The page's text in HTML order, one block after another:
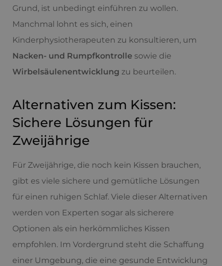
Grund, ist unbedingt einführen zu wollen.
Manchmal lohnt es sich, einen
Kinderphysiotherapeuten zu konsultieren, um
Nacken- und Rumpfkontrolle sowie die
Wirbelsäulenentwicklung zu beurteilen.
Alternativen zum Kissen:
Sichere Lösungen für
Zweijährige
Für Zweijährige, die noch kein Kissen brauchen,
gibt es viele sichere und gemütliche Lösungen
für einen ruhigen Schlaf. Viele dieser Alternativen
werden von Experten sogar als sicherere
Optionen als ein herkömmliches Kissen
empfohlen. Im Vordergrund steht die Schaffung
einer Umgebung, die eine gesunde Entwicklung